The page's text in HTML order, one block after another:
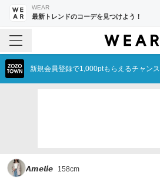
WEAR
最新トレンドのコーデを見つけよう！
新規会員登録で1,000ptもらえるチャンス
𝘼𝙢𝙚𝙡𝙞𝙚 158cm